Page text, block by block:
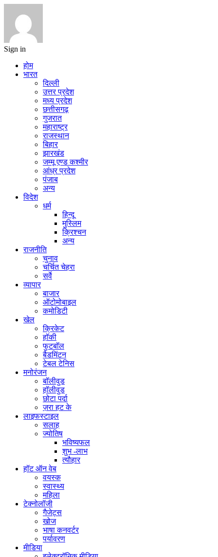
Sign in
होम
भारत
दिल्ली
उत्तर प्रदेश
मध्य प्रदेश
छत्तीसगढ़
गुजरात
महाराष्ट्र
राजस्थान
बिहार
झारखंड
जम्मू एण्ड कश्मीर
आंध्र प्रदेश
पंजाब
अन्य
विदेश
धर्म
हिन्दू
मुस्लिम
क्रिश्चन
अन्य
राजनीति
चुनाव
चर्चित चेहरा
सर्वे
व्यापार
बाजार
ऑटोमोबाइल
कमोडिटी
खेल
क्रिकेट
हॉकी
फुटबॉल
बैडमिंटन
टेबल टेनिस
मनोरंजन
बॉलीवुड
हॉलीवुड
छोटा पर्दा
ज़रा हट के
लाइफस्टाइल
सलाह
ज्योतिष
भविष्यफल
शुभ -लाभ
त्यौहार
हॉट ऑन वेब
वयस्क
स्वास्थ्य
महिला
टेक्नोलॉजी
गैजेट्स
खोज
भाषा कनवर्टर
पर्यावरण
मीडिया